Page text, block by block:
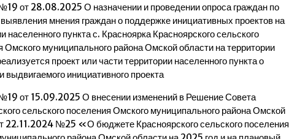
от 28.08.2025 О назначении и проведении опроса граждан по
мнения граждан о поддержке инициативных проектов на
населенного пункта с. Красноярка Красноярского сельского
Омского муниципального района Омской области на территории
проект или части территории населенного пункта о
выдвигаемого инициативного проекта
от 15.09.2025 О внесении изменений в Решение Совета
сельского поселения Омского муниципального района Омской
22.11.2024 №25 «О бюджете Красноярского сельского поселения